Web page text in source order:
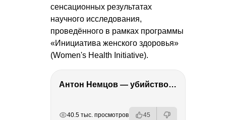
сенсационных результатах
научного исследования,
проведённого в рамках программы
«Инициатива женского здоровья»
(Women's Health Initiative).
Антон Немцов — убийство Бориса Немцова, переезд в Дубай, семья и политика
40.5 тыс. просмотров 45